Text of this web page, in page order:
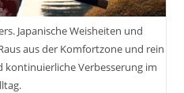
Japanische Weisheiten und
aus der Komfortzone und rein
kontinuierliche Verbesserung im